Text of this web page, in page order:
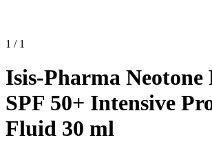
1 / 1
Isis-Pharma Neotone
SPF 50+ Intensive
Fluid 30 ml